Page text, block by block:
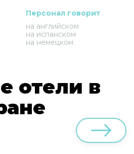
Персонал говорит
на английском
на испанском
на немецком
отели в